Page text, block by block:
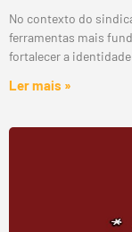
No contexto do
ferramentas mais
fortalecer a
Ler mais »